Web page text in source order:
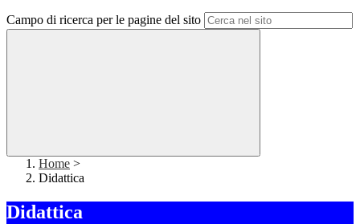
Campo di ricerca per le pagine del sito
Home >
Didattica
Didattica